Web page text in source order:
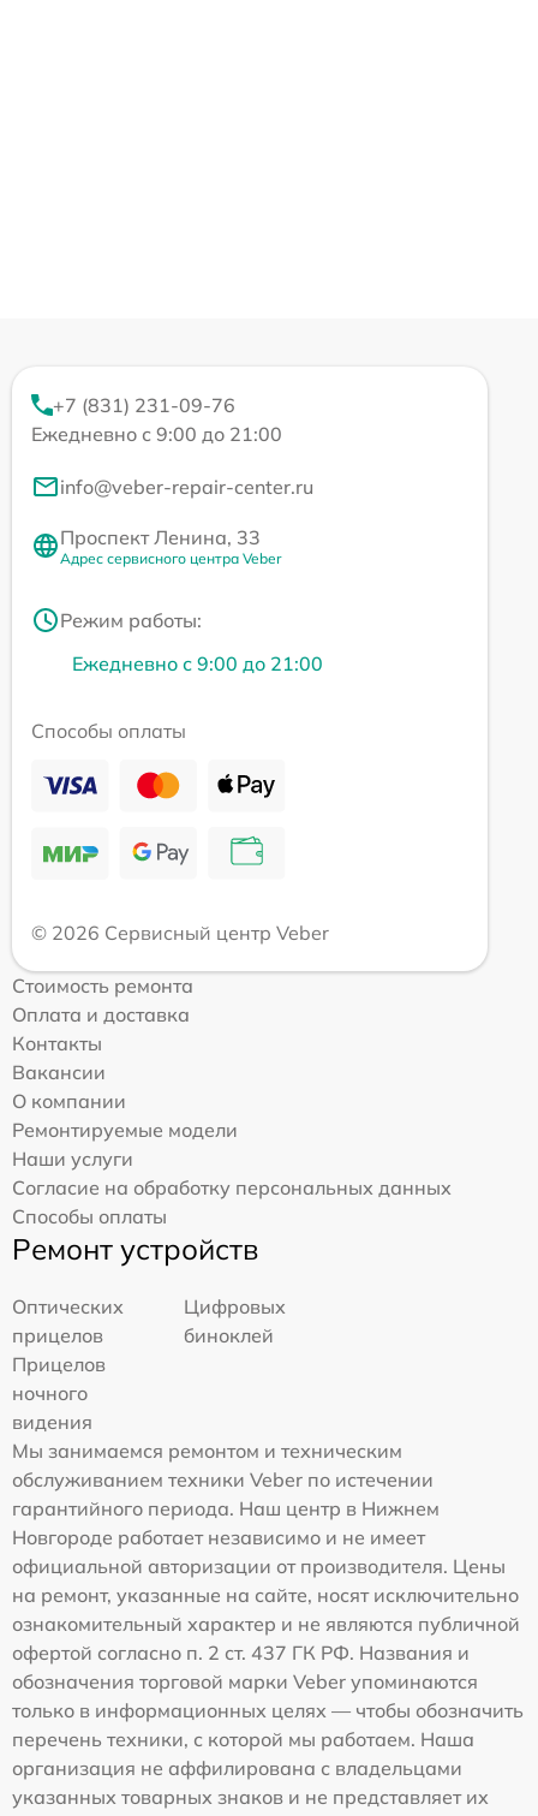
+7 (831) 231-09-76
Ежедневно с 9:00 до 21:00
info@veber-repair-center.ru
Проспект Ленина, 33
Адрес сервисного центра Veber
Режим работы:
Ежедневно с 9:00 до 21:00
Способы оплаты
© 2026 Сервисный центр Veber
Стоимость ремонта
Оплата и доставка
Контакты
Вакансии
О компании
Ремонтируемые модели
Наши услуги
Согласие на обработку персональных данных
Способы оплаты
Ремонт устройств
Оптических
прицелов
Цифровых
биноклей
Прицелов
ночного
видения
Мы занимаемся ремонтом и техническим
обслуживанием техники Veber по истечении
гарантийного периода. Наш центр в Нижнем
Новгороде работает независимо и не имеет
официальной авторизации от производителя. Цены
на ремонт, указанные на сайте, носят исключительно
ознакомительный характер и не являются публичной
офертой согласно п. 2 ст. 437 ГК РФ. Названия и
обозначения торговой марки Veber упоминаются
только в информационных целях — чтобы обозначить
перечень техники, с которой мы работаем. Наша
организация не аффилирована с владельцами
указанных товарных знаков и не представляет их